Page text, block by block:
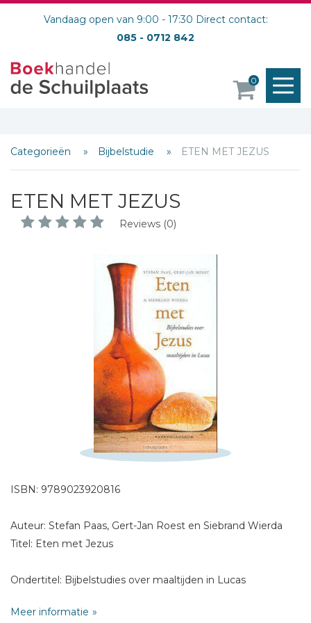
Vandaag open van 9:00 - 17:30 Direct contact:
085 - 0712 842
0
Categorieën Bijbelstudie ETEN MET JEZUS
ETEN MET JEZUS
Reviews (0)
ISBN: 9789023920816
Auteur: Stefan Paas, Gert-Jan Roest en Siebrand Wierda
Titel: Eten met Jezus
Ondertitel: Bijbelstudies over maaltijden in Lucas
Flaptekst:
Meer informatie
Schrijf hieronder je review!
Naam *